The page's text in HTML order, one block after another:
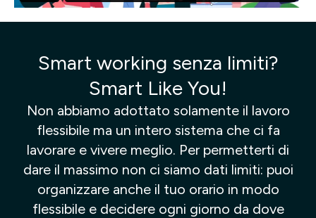
Smart working senza limiti?
Smart Like You!
Non abbiamo adottato solamente il lavoro
flessibile ma un intero sistema che ci fa
lavorare e vivere meglio. Per permetterti di
dare il massimo non ci siamo dati limiti: puoi
organizzare anche il tuo orario in modo
flessibile e decidere ogni giorno da dove